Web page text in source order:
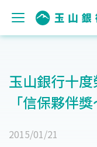
玉山銀行十
「信保夥伴
2015/01/21